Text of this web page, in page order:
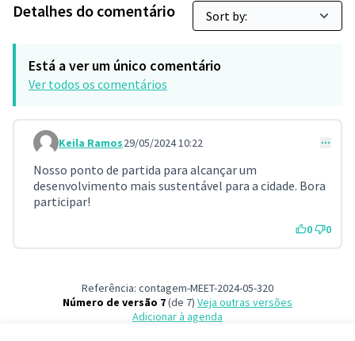
Detalhes do comentário
Está a ver um único comentário
Ver todos os comentários
Comment 120
Keila Ramos29/05/2024 10:22
Nosso ponto de partida para alcançar um
desenvolvimento mais sustentável para a cidade. Bora
participar!
0 0
Referência: contagem-MEET-2024-05-320
Número de versão 7(de 7)
veja outras versões
Adicionar à agenda